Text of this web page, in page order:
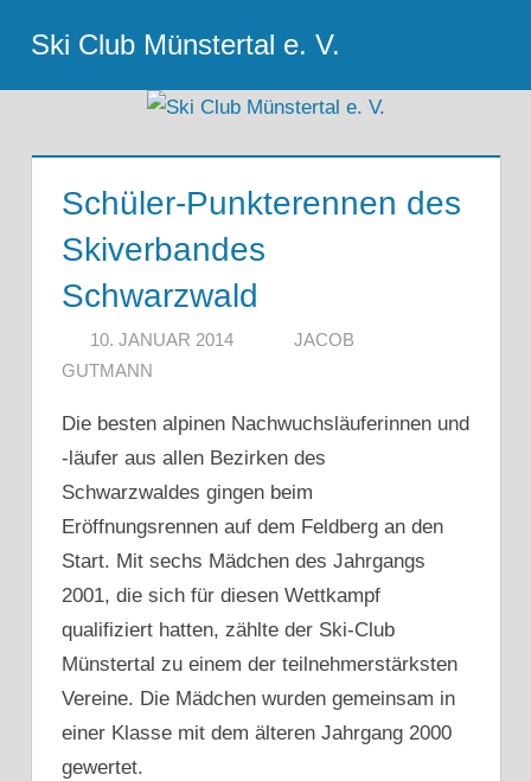
Inhalt
springen
Ski Club Münstertal e. V.
Schüler-Punkterennen des
Skiverbandes
Schwarzwald
10. JANUAR 2014
JACOB
GUTMANN
Die besten alpinen Nachwuchsläuferinnen und
-läufer aus allen Bezirken des
Schwarzwaldes gingen beim
Eröffnungsrennen auf dem Feldberg an den
Start. Mit sechs Mädchen des Jahrgangs
2001, die sich für diesen Wettkampf
qualifiziert hatten, zählte der Ski-Club
Münstertal zu einem der teilnehmerstärksten
Vereine. Die Mädchen wurden gemeinsam in
einer Klasse mit dem älteren Jahrgang 2000
gewertet.